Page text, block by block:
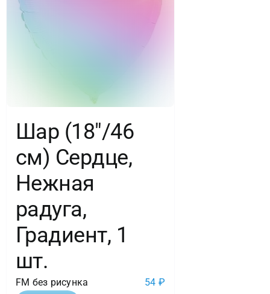
Шар (18″/46
см) Сердце,
Нежная
радуга,
Градиент, 1
шт.
FM без рисунка 54 ₽